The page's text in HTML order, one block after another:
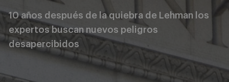
10 años después de la quiebra de Lehman los
expertos buscan nuevos peligros
desapercibidos